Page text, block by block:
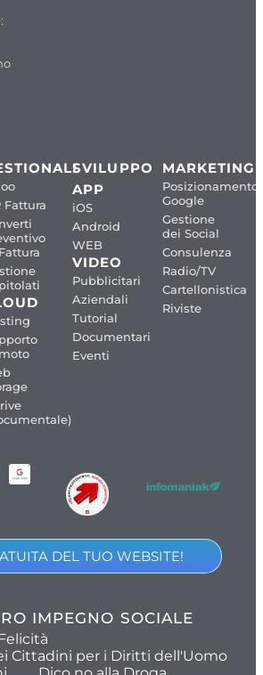
Fattura
SVILUPPO
APP
iOS
Android
WEB
VIDEO
Pubblicitari
Aziendali
Tutorial
Documentari
Eventi
MARKETING
Posizionamento
Google
Gestione
dei Social
Consulenza
Radio/TV
Cartellonistica
Riviste
DEL TUO WEBSITE!
IMPEGNO SOCIALE
Cittadini per i Diritti dell'Uomo